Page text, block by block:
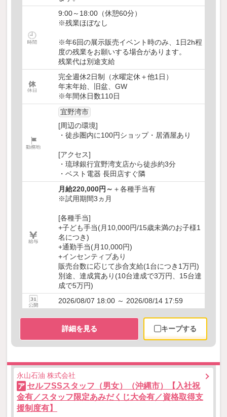
9:00～18:00（休憩60分）
※残業ほぼなし
※年6回の展示販売イベント時のみ、1日2h程
度の残業をお願いする場合があります。
残業代は別途支給
完全週休2日制（水曜定休＋他1日）
年末年始、旧盆、GW
※年間休日数110日
宜野湾市
[周辺の環境]
・徒歩圏内に100円ショップ・居酒屋あり
[アクセス]
・琉球銀行宜野湾支店から徒歩約3分
・ベスト電器 長田店すぐ隣
月給220,000円～ ＋各種手当有
※試用期間3ヵ月
[各種手当]
+子ども手当(月10,000円/15歳未満のお子様1
名につき)
+通勤手当(月10,000円)
+インセンティブあり
販売台数に応じて歩合支給(1台につき1万円)
別途、達成賞あり(10台達成で3万円、15台達
成で5万円)
2026/08/07 18:00 ～ 2026/08/14 17:59
詳細を見る キープする
永山石油 株式会社
ア セルフSSスタッフ（男女）（沖縄市）【入社祝
金有／スタッフ限定あみだくじ大会有／資格取得支
援制度有】